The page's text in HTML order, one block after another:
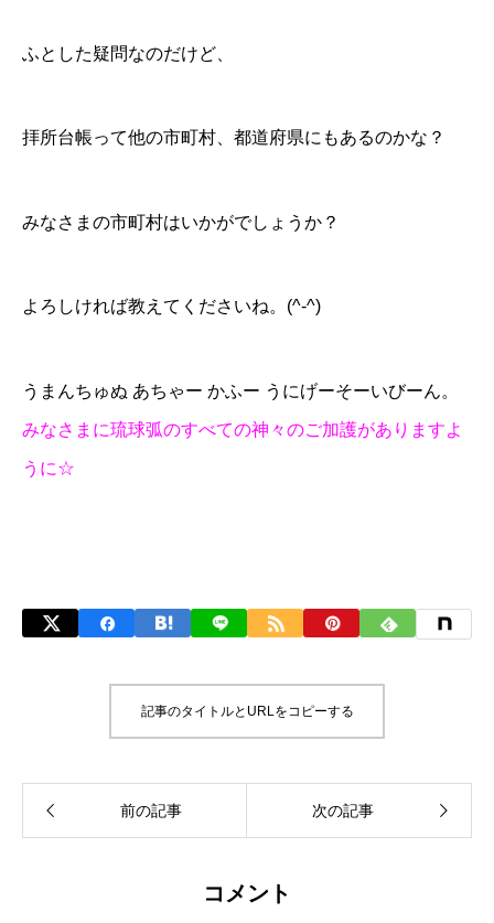
ふとした疑問なのだけど、
拝所台帳って他の市町村、都道府県にもあるのかな？
みなさまの市町村はいかがでしょうか？
よろしければ教えてくださいね。(^-^)
うまんちゅぬ あちゃー かふー うにげーそーいびーん。
みなさまに琉球弧のすべての神々のご加護がありますよ
うに☆
記事のタイトルとURLをコピーする
コメント